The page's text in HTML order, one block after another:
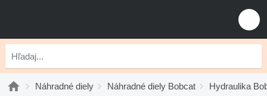
Náhradné diely Náhradné diely Bobcat Hydraulika